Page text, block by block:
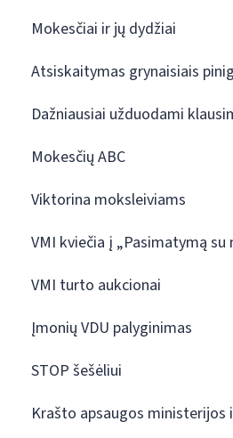
Mokesčiai ir jų dydžiai
Atsiskaitymas grynaisiais
Dažniausiai užduodami
Mokesčių ABC
Viktorina moksleiviams
VMI kviečia į „Pasimatymą su
VMI turto aukcionai
Įmonių VDU palyginimas
STOP šešėliui
Krašto apsaugos ministerijos